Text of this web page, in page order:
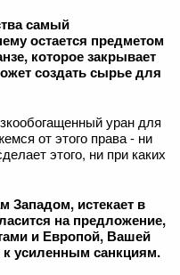
самый
остается предметом
которое закрывает
создать сырье для
уран для
от этого права - ни
этого, ни при каких
Западом, истекает в
на предложение,
и Европой, Вашей
к усиленным санкциям.